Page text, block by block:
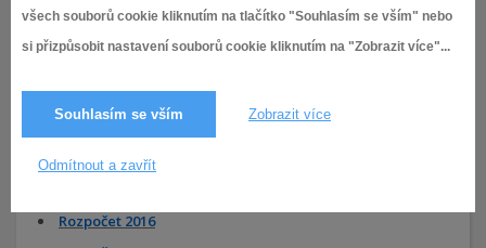
všech souborů cookie kliknutím na tlačítko "Souhlasím se vším" nebo
si přizpůsobit nastavení souborů cookie kliknutím na "Zobrazit více"...
Souhlasím se vším Zobrazit více
Odmítnout a zavřít
Rozpočet 2020
Rozpočet 2018
Rozpočet 2016